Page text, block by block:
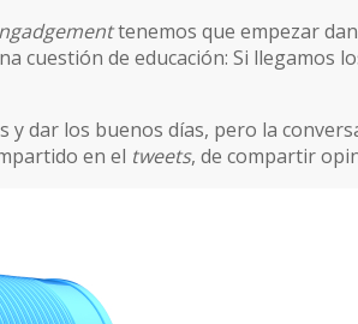
tenemos que empezar
cuestión de educación: Si
y dar los buenos días, pero la
en el tweets, de compartir